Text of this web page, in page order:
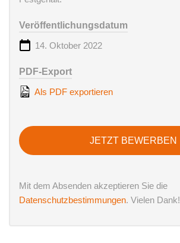
Veröffentlichungsdatum
14. Oktober 2022
PDF-Export
Als PDF exportieren
JETZT BEWERBEN
Mit dem Absenden akzeptieren Sie die
Datenschutzbestimmungen. Vielen Dank!